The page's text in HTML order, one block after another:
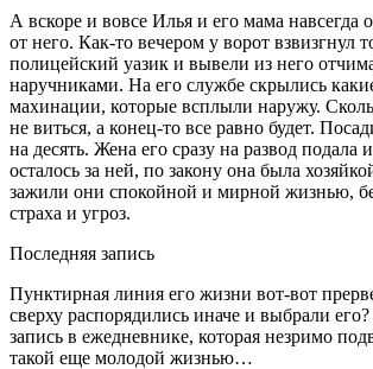
А вскоре и вовсе Илья и его мама навсегда
от него. Как-то вечером у ворот взвизгнул
полицейский уазик и вывели из него
наручниками. На его службе скрылись
махинации, которые всплыли наружу.
не виться, а конец-то все равно будет.
на десять. Жена его сразу на развод подала
осталось за ней, по закону она была
зажили они спокойной и мирной жизнью,
страха и угроз.
Последняя запись
Пунктирная линия его жизни вот-вот
сверху распорядились иначе и выбрали
запись в ежедневнике, которая незримо
такой еще молодой жизнью…